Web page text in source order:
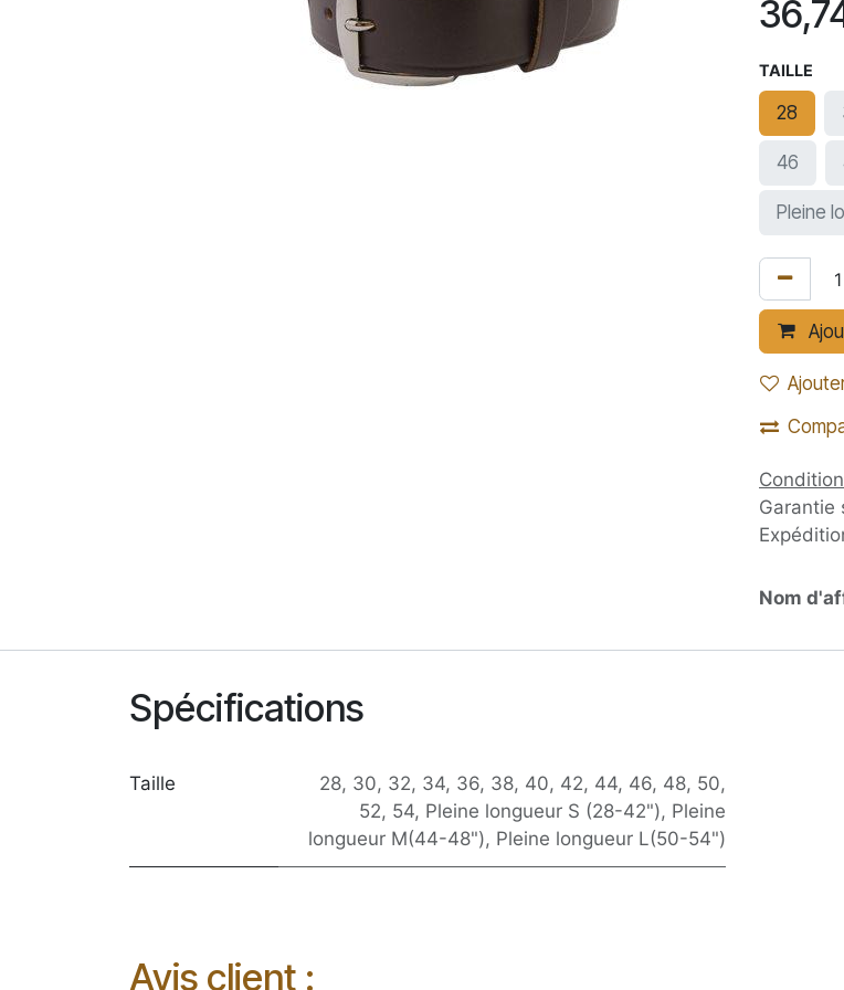
TAILLE
28
46
Pleine
Garantie
Nom
Spécifications
Taille 28, 30, 32, 34, 36, 38, 40, 42, 44, 46, 48, 50,
52, 54, Pleine longueur S (28-42"), Pleine
longueur M(44-48"), Pleine longueur L(50-54")
Avis client :